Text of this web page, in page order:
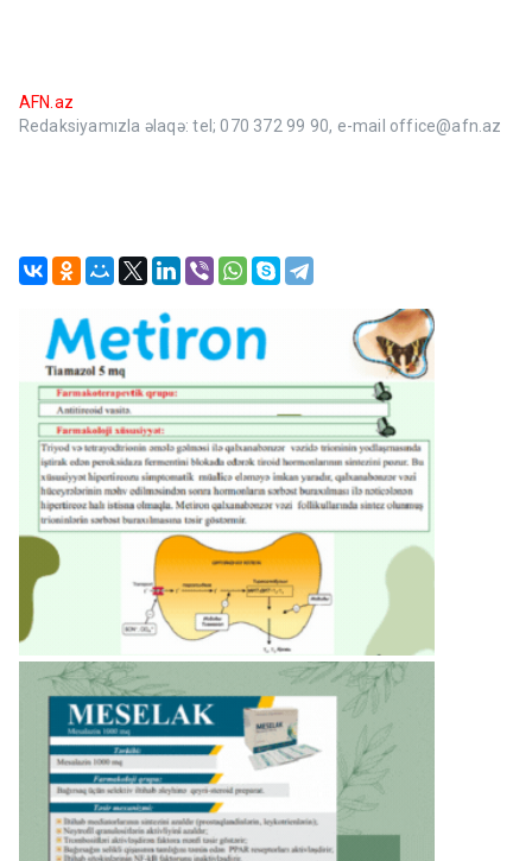
AFN.az
Redaksiyamızla əlaqə: tel; 070 372 99 90, e-mail office@afn.az